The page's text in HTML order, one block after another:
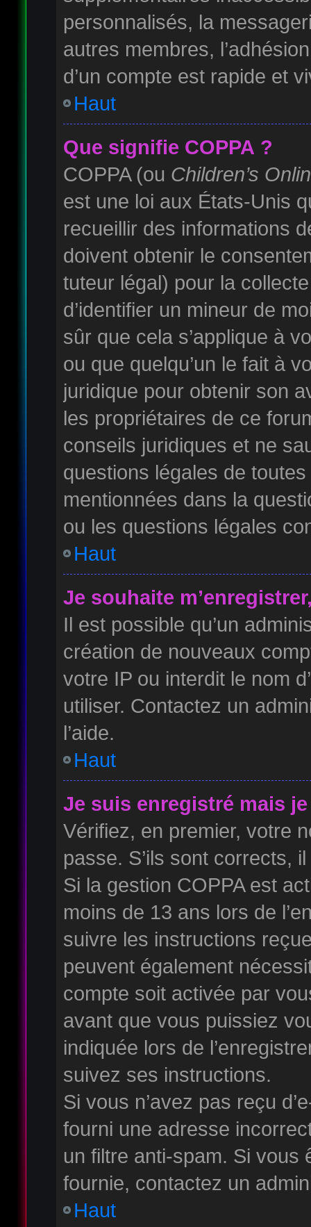
personnalisés, la
autres membres,
d’un compte est rapide et
Haut
Que signifie COPPA ?
COPPA (ou Children’s
est une loi aux États-Unis
recueillir des informations
doivent obtenir le
tuteur légal) pour la
d’identifier un mineur de
sûr que cela s’applique à
ou que quelqu’un le fait à
juridique pour obtenir son
les propriétaires de ce
conseils juridiques et ne
questions légales de
mentionnées dans la
ou les questions légales
Haut
Je souhaite
Il est possible qu’un
création de nouveaux
votre IP ou interdit le nom
utiliser. Contactez un
l’aide.
Haut
Je suis enregistré mais
Vérifiez, en premier, votre
passe. S’ils sont corrects,
Si la gestion COPPA est
moins de 13 ans lors de
suivre les instructions
peuvent également
compte soit activée par
avant que vous puissiez
indiquée lors de
suivez ses instructions.
Si vous n’avez pas reçu
fourni une adresse
un filtre anti-spam. Si vous
fournie, contactez un
Haut